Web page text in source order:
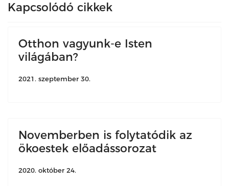
Kapcsolódó cikkek
Otthon vagyunk-e Isten
világában?
2021. szeptember 30.
Novemberben is folytatódik az
ökoestek előadássorozat
2020. október 24.